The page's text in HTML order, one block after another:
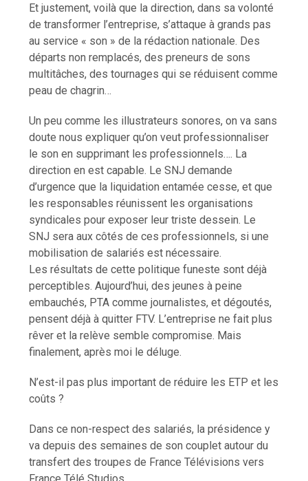
Et justement, voilà que la direction, dans sa volonté
de transformer l’entreprise, s’attaque à grands pas
au service « son » de la rédaction nationale. Des
départs non remplacés, des preneurs de sons
multitâches, des tournages qui se réduisent comme
peau de chagrin…
Un peu comme les illustrateurs sonores, on va sans
doute nous expliquer qu’on veut professionnaliser
le son en supprimant les professionnels…. La
direction en est capable. Le SNJ demande
d’urgence que la liquidation entamée cesse, et que
les responsables réunissent les organisations
syndicales pour exposer leur triste dessein. Le
SNJ sera aux côtés de ces professionnels, si une
mobilisation de salariés est nécessaire.
Les résultats de cette politique funeste sont déjà
perceptibles. Aujourd’hui, des jeunes à peine
embauchés, PTA comme journalistes, et dégoutés,
pensent déjà à quitter FTV. L’entreprise ne fait plus
rêver et la relève semble compromise. Mais
finalement, après moi le déluge.
N’est-il pas plus important de réduire les ETP et les
coûts ?
Dans ce non-respect des salariés, la présidence y
va depuis des semaines de son couplet autour du
transfert des troupes de France Télévisions vers